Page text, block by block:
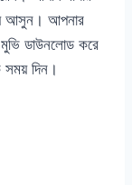
আসুন। আপনার
মুভি ডাউনলোড করে
সময় দিন।